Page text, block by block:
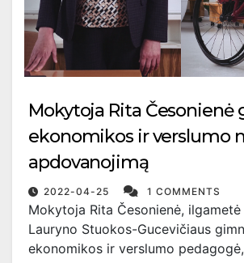
Mokytoja Rita Česonienė
ekonomikos ir verslumo
apdovanojimą
2022-04-25 1 COMMENTS
Mokytoja Rita Česonienė,
Lauryno Stuokos-Gucevičiaus
ekonomikos ir verslumo